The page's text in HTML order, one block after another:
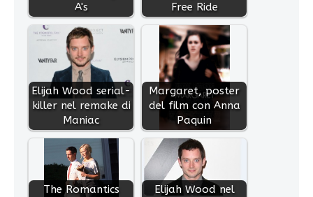
A's
Free Ride
Elijah Wood serial-
killer nel remake di
Maniac
Margaret, poster
del film con Anna
Paquin
The Romantics
Elijah Wood nel